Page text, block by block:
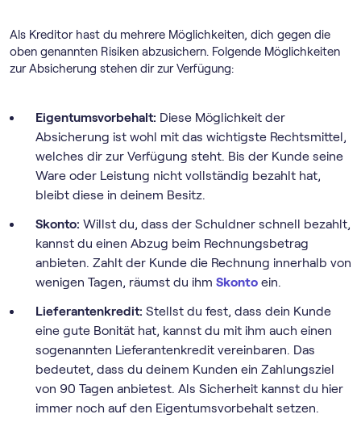
Als Kreditor hast du mehrere Möglichkeiten, dich gegen die
oben genannten Risiken abzusichern. Folgende Möglichkeiten
zur Absicherung stehen dir zur Verfügung:
Eigentumsvorbehalt: Diese Möglichkeit der
Absicherung ist wohl mit das wichtigste Rechtsmittel,
welches dir zur Verfügung steht. Bis der Kunde seine
Ware oder Leistung nicht vollständig bezahlt hat,
bleibt diese in deinem Besitz.
Skonto: Willst du, dass der Schuldner schnell bezahlt,
kannst du einen Abzug beim Rechnungsbetrag
anbieten. Zahlt der Kunde die Rechnung innerhalb von
wenigen Tagen, räumst du ihm Skonto ein.
Lieferantenkredit: Stellst du fest, dass dein Kunde
eine gute Bonität hat, kannst du mit ihm auch einen
sogenannten Lieferantenkredit vereinbaren. Das
bedeutet, dass du deinem Kunden ein Zahlungsziel
von 90 Tagen anbietest. Als Sicherheit kannst du hier
immer noch auf den Eigentumsvorbehalt setzen.